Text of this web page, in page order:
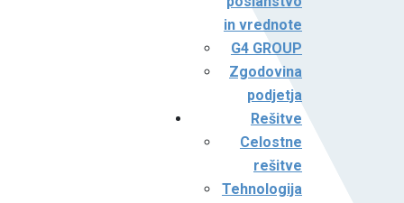
in vrednote
G4 GROUP
Zgodovina
podjetja
Rešitve
Celostne
rešitve
Tehnologija